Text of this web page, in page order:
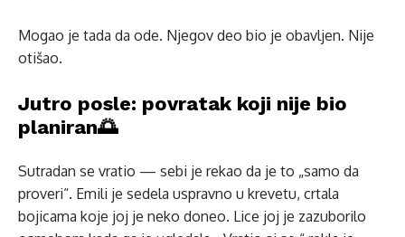
Mogao je tada da ode. Njegov deo bio je obavljen. Nije
otišao.
Jutro posle: povratak koji nije bio
planiran🌅
Sutradan se vratio — sebi je rekao da je to „samo da
proveri“. Emili je sedela uspravno u krevetu, crtala
bojicama koje joj je neko doneo. Lice joj je zazuborilo